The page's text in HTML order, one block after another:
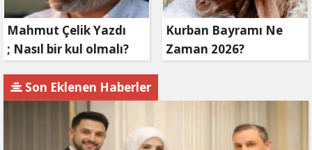
Mahmut Çelik Yazdı
; Nasıl bir kul olmalı?
Kurban Bayramı Ne
Zaman 2026?
Son Eklenen Haberler